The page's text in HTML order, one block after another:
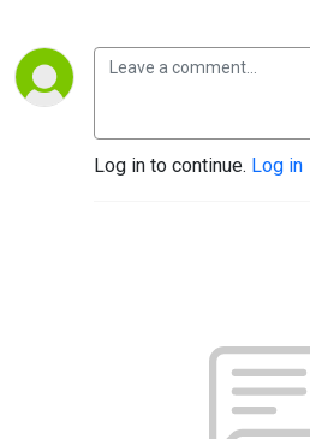
Log in to continue. Log in